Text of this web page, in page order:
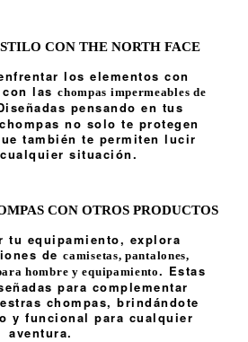
CON THE NORTH FACE
los elementos con
con laschompas impermeables de
pensando en tus
no solo te protegen
también te permiten lucir
situación.
CON OTROS PRODUCTOS
tu equipamiento, explora
decamisetas,pantalones,
hombre yequipamiento. Estas
para complementar
chompas, brindándote
y funcional para cualquier
aventura.